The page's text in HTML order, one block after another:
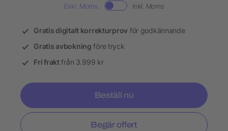
Exkl. Moms. Inkl. Moms
Gratis digitalt korrekturprov för godkännande
Gratis avbokning före tryck
Fri fraktfrån 3.999 kr
Beställ nu
Begär offert